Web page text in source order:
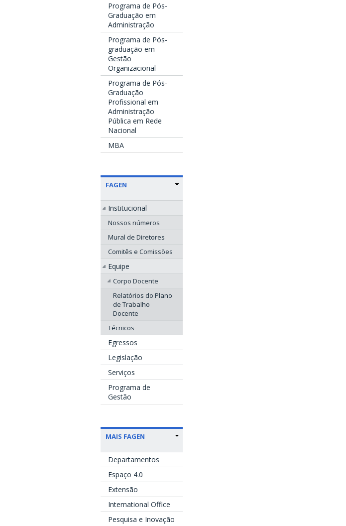
Programa de Pós-
Graduação em
Administração
Programa de Pós-
graduação em
Gestão
Organizacional
Programa de Pós-
Graduação
Profissional em
Administração
Pública em Rede
Nacional
MBA
FAGEN
Institucional
Nossos números
Mural de Diretores
Comitês e Comissões
Equipe
Corpo Docente
Relatórios do Plano
de Trabalho
Docente
Técnicos
Egressos
Legislação
Serviços
Programa de
Gestão
MAIS FAGEN
Departamentos
Espaço 4.0
Extensão
International Office
Pesquisa e Inovação